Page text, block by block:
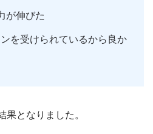
が伸びた
を受けられているから良か
果となりました。